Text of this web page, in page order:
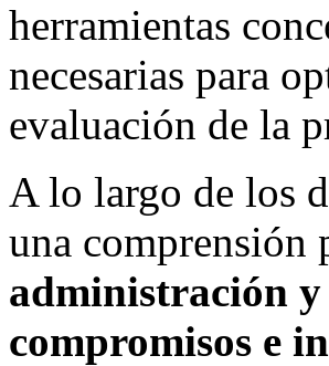
herramientas
necesarias para
evaluación de la
A lo largo de los
una comprensión
administración
compromisos e